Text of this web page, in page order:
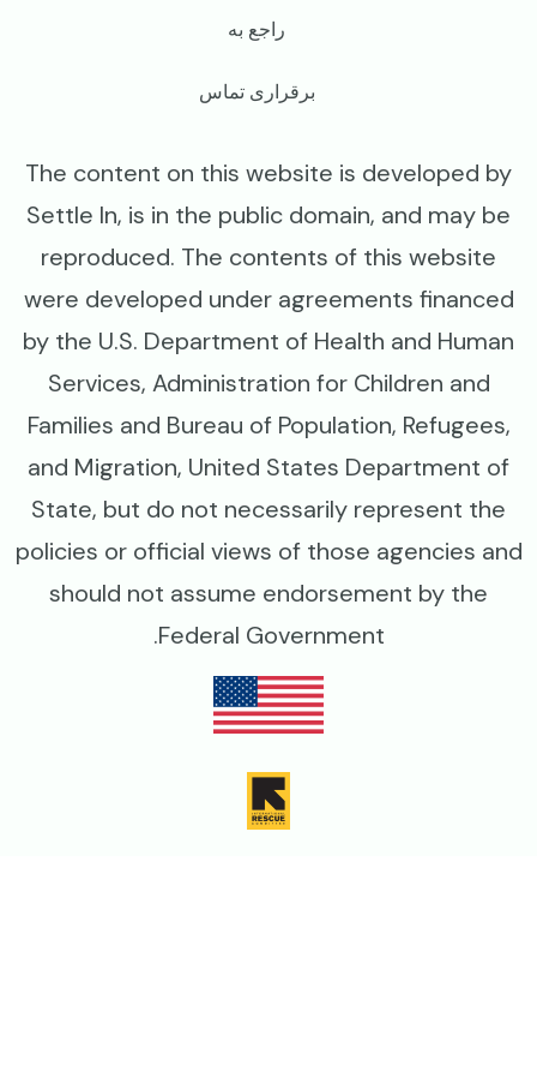
راجع به
برقراری تماس
The content on this website is developed by
Settle In, is in the public domain, and may be
reproduced. The contents of this website
were developed under agreements financed
by the U.S. Department of Health and Human
Services, Administration for Children and
Families and Bureau of Population, Refugees,
and Migration, United States Department of
State, but do not necessarily represent the
policies or official views of those agencies and
should not assume endorsement by the
Federal Government.